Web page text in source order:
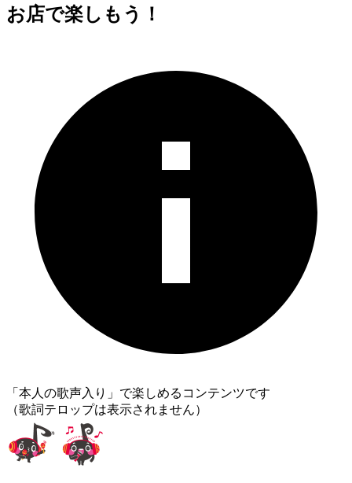
お店で楽しもう！
「本人の歌声入り」で楽しめるコンテンツです
（歌詞テロップは表示されません）